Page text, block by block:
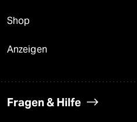
Shop
Anzeigen
Fragen & Hilfe